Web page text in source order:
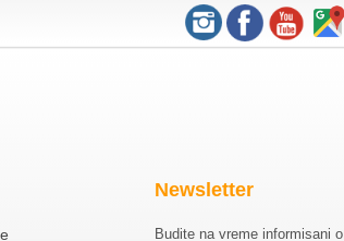
Newsletter
Budite na vreme informisani o